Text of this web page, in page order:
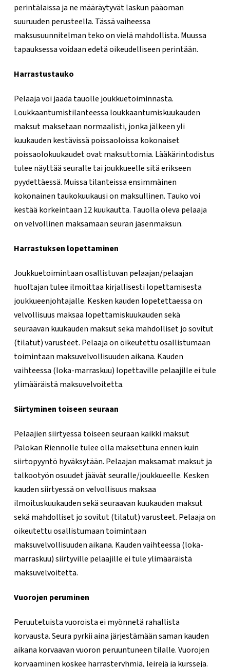
perintälaissa ja ne määräytyvät laskun pääoman
suuruuden perusteella. Tässä vaiheessa
maksusuunnitelman teko on vielä mahdollista. Muussa
tapauksessa voidaan edetä oikeudelliseen perintään.
Harrastustauko
Pelaaja voi jäädä tauolle joukkuetoiminnasta.
Loukkaantumistilanteessa loukkaantumiskuukauden
maksut maksetaan normaalisti, jonka jälkeen yli
kuukauden kestävissä poissaoloissa kokonaiset
poissaolokuukaudet ovat maksuttomia. Lääkärintodistus
tulee näyttää seuralle tai joukkueelle sitä erikseen
pyydettäessä. Muissa tilanteissa ensimmäinen
kokonainen taukokuukausi on maksullinen. Tauko voi
kestää korkeintaan 12 kuukautta. Tauolla oleva pelaaja
on velvollinen maksamaan seuran jäsenmaksun.
Harrastuksen lopettaminen
Joukkuetoimintaan osallistuvan pelaajan/pelaajan
huoltajan tulee ilmoittaa kirjallisesti lopettamisesta
joukkueenjohtajalle. Kesken kauden lopetettaessa on
velvollisuus maksaa lopettamiskuukauden sekä
seuraavan kuukauden maksut sekä mahdolliset jo sovitut
(tilatut) varusteet. Pelaaja on oikeutettu osallistumaan
toimintaan maksuvelvollisuuden aikana. Kauden
vaihteessa (loka-marraskuu) lopettaville pelaajille ei tule
ylimääräistä maksuvelvoitetta.
Siirtyminen toiseen seuraan
Pelaajien siirtyessä toiseen seuraan kaikki maksut
Palokan Riennolle tulee olla maksettuna ennen kuin
siirtopyyntö hyväksytään. Pelaajan maksamat maksut ja
talkootyön osuudet jäävät seuralle/joukkueelle. Kesken
kauden siirtyessä on velvollisuus maksaa
ilmoituskuukauden sekä seuraavan kuukauden maksut
sekä mahdolliset jo sovitut (tilatut) varusteet. Pelaaja on
oikeutettu osallistumaan toimintaan
maksuvelvollisuuden aikana. Kauden vaihteessa (loka-
marraskuu) siirtyville pelaajille ei tule ylimääräistä
maksuvelvoitetta.
Vuorojen peruminen
Peruutetuista vuoroista ei myönnetä rahallista
korvausta. Seura pyrkii aina järjestämään saman kauden
aikana korvaavan vuoron peruuntuneen tilalle. Vuorojen
korvaaminen koskee harrasteryhmiä, leirejä ja kursseja.